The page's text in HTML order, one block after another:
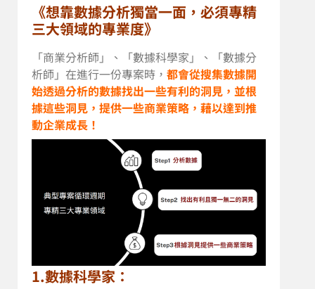
《想靠數據分析獨當一面，必須專精
三大領域的專業度》
「商業分析師」、「數據科學家」、「數據分
析師」在進行一份專案時， 都會從搜集數據開
始透過分析的數據找出一些有利的洞見，並根
據這些洞見，提供一些商業策略，藉以達到推
動企業成長！
1.數據科學家：